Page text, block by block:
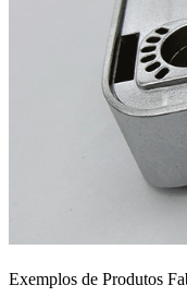
Exemplos de Produtos